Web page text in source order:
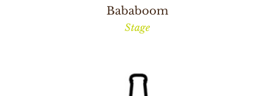
Bababoom
Stage